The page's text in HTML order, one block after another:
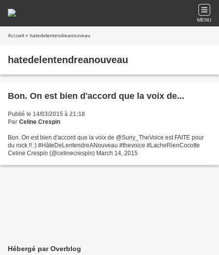
MENU
Accueil » hatedelentendreanouveau
hatedelentendreanouveau
Bon. On est bien d'accord que la voix de...
Publié le 14/03/2015 à 21:18
Par Celine Crespin
Bon. On est bien d'accord que la voix de @Suny_TheVoice est FAITE pour
du rock !! :) #HâteDeLentendreANouveau #thevoice #LacheRienCocotte
Celine Crespin (@celinecrespin) March 14, 2015
Hébergé par Overblog